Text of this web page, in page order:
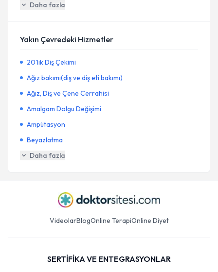
Daha fazla
Yakın Çevredeki Hizmetler
20'lik Diş Çekimi
Ağız bakımı(diş ve diş eti bakımı)
Ağız, Diş ve Çene Cerrahisi
Amalgam Dolgu Değişimi
Ampütasyon
Beyazlatma
Daha fazla
VideolarBlogOnline TerapiOnline Diyet
SERTİFİKA VE ENTEGRASYONLAR